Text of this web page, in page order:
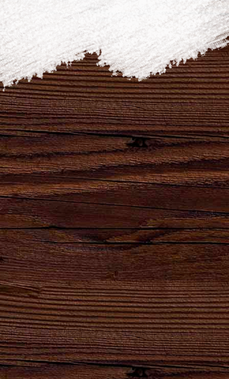
ПОДЕЛИТЬСЯ
Наши бренды
Натуральный
продукт
естественного
брожения.
Партнеры,
реализующие
продукцию
АО
"Брянскпиво"
Натуральный
продукт
высшего
качества для
хлеба и
кваса.
Сила
удара
твоего
сердца!
8-800-100-16-50
ОБРАТНЫЙ ЗВОНОК
gost@bryanskpivo.ru